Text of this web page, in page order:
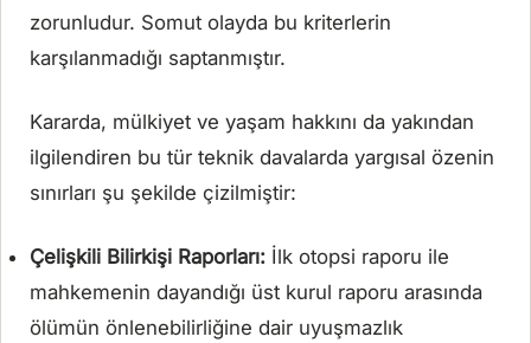
zorunludur. Somut olayda bu kriterlerin
karşılanmadığı saptanmıştır.
Kararda, mülkiyet ve yaşam hakkını da yakından
ilgilendiren bu tür teknik davalarda yargısal özenin
sınırları şu şekilde çizilmiştir:
Çelişkili Bilirkişi Raporları: İlk otopsi raporu ile
mahkemenin dayandığı üst kurul raporu arasında
ölümün önlenebilirliğine dair uyuşmazlık